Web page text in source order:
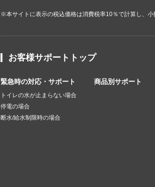
※本サイトに表示の税込価格は消費税率10％で計算し、小
お客様サポートトップ
緊急時の対応・サポート
トイレの水が止まらない場合
停電の場合
断水/給水制限時の場合
商品別サポート